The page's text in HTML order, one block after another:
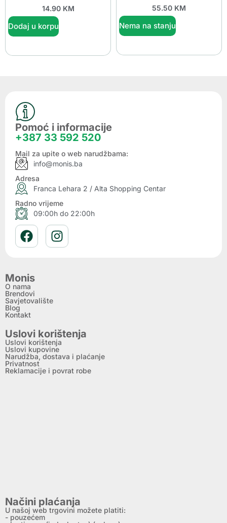
14.90 KM
Dodaj u korpu
55.50 KM
Nema na stanju
Pomoć i informacije
+387 33 592 520
Mail za upite o web narudžbama:
info@monis.ba
Adresa
Franca Lehara 2 / Alta Shopping Centar
Radno vrijeme
09:00h do 22:00h
Monis
O nama
Brendovi
Savjetovalište
Blog
Kontakt
Uslovi korištenja
Uslovi korištenja
Uslovi kupovine
Narudžba, dostava i plaćanje
Privatnost
Reklamacije i povrat robe
Načini plaćanja
U našoj web trgovini možete platiti:
- pouzećem